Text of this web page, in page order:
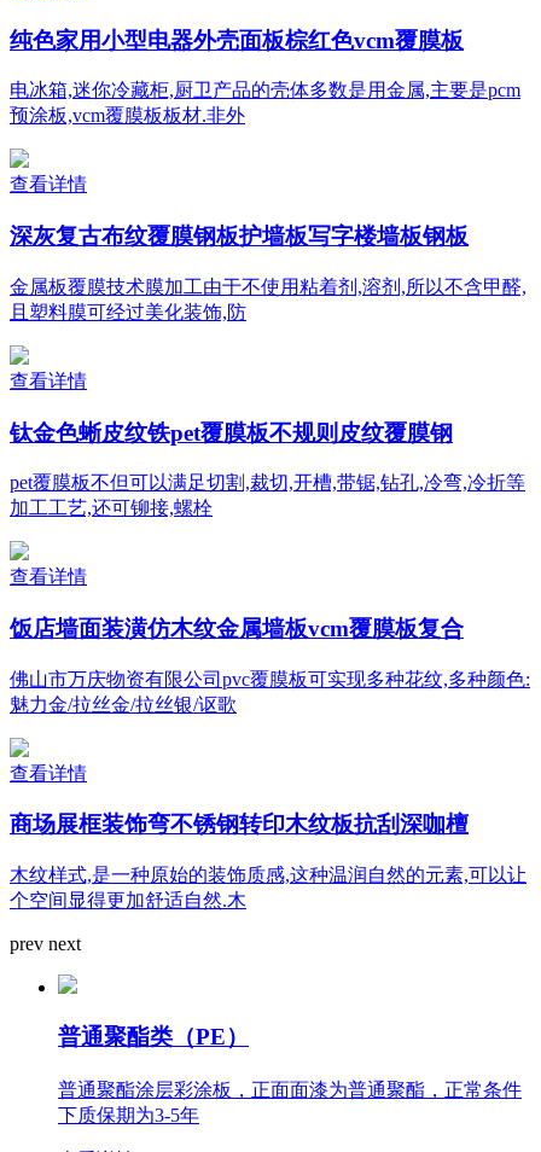
纯色家用小型电器外壳面板棕红色vcm覆膜板
电冰箱,迷你冷藏柜,厨卫产品的壳体多数是用金属,主要是pcm
预涂板,vcm覆膜板板材.非外
查看详情
深灰复古布纹覆膜钢板护墙板写字楼墙板钢板
金属板覆膜技术膜加工由于不使用粘着剂,溶剂,所以不含甲醛,
且塑料膜可经过美化装饰,防
查看详情
钛金色蜥皮纹铁pet覆膜板不规则皮纹覆膜钢
pet覆膜板不但可以满足切割,裁切,开槽,带锯,钻孔,冷弯,冷折等
加工工艺,还可铆接,螺栓
查看详情
饭店墙面装潢仿木纹金属墙板vcm覆膜板复合
佛山市万庆物资有限公司pvc覆膜板可实现多种花纹,多种颜色:
魅力金/拉丝金/拉丝银/讴歌
查看详情
商场展框装饰弯不锈钢转印木纹板抗刮深咖檀
木纹样式,是一种原始的装饰质感,这种温润自然的元素,可以让
个空间显得更加舒适自然.木
prev next
普通聚酯类（PE）
普通聚酯涂层彩涂板，正面面漆为普通聚酯，正常条件
下质保期为3-5年